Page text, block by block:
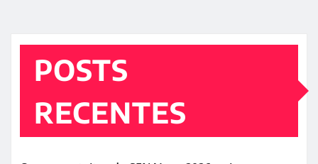
POSTS
RECENTES